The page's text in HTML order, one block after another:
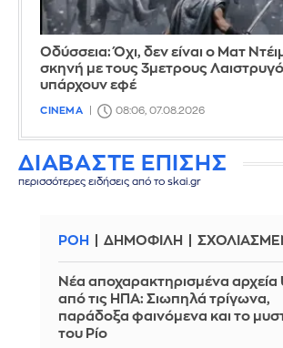
Οδύσσεια: Όχι, δεν είναι ο Ματ
σκηνή με τους 3μετρους
υπάρχουν εφέ
CINEMA 08:06, 07.08.2026
ΔΙΑΒΑΣΤΕ ΕΠΙΣΗΣ
περισσότερες ειδήσεις από το skai.gr
ΡΟΗ ΔΗΜΟΦΙΛΗ
Νέα αποχαρακτηρισμένα αρχεία
από τις ΗΠΑ: Σιωπηλά τρίγωνα,
παράδοξα φαινόμενα και το
του Ρίο